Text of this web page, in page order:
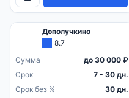
Дополучкино
8.7
Сумма
до 30 000 ₽
Срок
7 - 30 дн.
Срок без %
30 дн.